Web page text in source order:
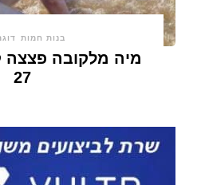
בנות חמות
מיה מלקובה פצצה
27